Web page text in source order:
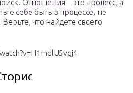
Отношения – это процесс, а
себе быть в процессе, не
Верьте, что найдете своего